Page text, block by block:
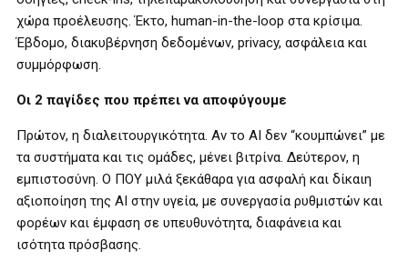
χώρα προέλευσης. Έκτο, human-in-the-loop στα κρίσιμα.
Έβδομο, διακυβέρνηση δεδομένων, privacy, ασφάλεια και
συμμόρφωση.
Οι 2 παγίδες που πρέπει να αποφύγουμε
Πρώτον, η διαλειτουργικότητα. Αν το AI δεν “κουμπώνει” με
τα συστήματα και τις ομάδες, μένει βιτρίνα. Δεύτερον, η
εμπιστοσύνη. Ο ΠΟΥ μιλά ξεκάθαρα για ασφαλή και δίκαιη
αξιοποίηση της AI στην υγεία, με συνεργασία ρυθμιστών και
φορέων και έμφαση σε υπευθυνότητα, διαφάνεια και
ισότητα πρόσβασης.